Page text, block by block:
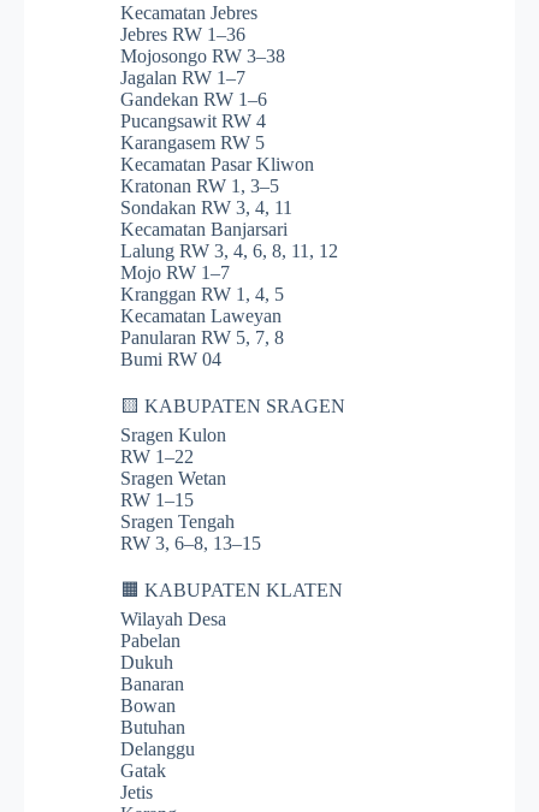
Kecamatan Jebres
Jebres RW 1–36
Mojosongo RW 3–38
Jagalan RW 1–7
Gandekan RW 1–6
Pucangsawit RW 4
Karangasem RW 5
Kecamatan Pasar Kliwon
Kratonan RW 1, 3–5
Sondakan RW 3, 4, 11
Kecamatan Banjarsari
Lalung RW 3, 4, 6, 8, 11, 12
Mojo RW 1–7
Kranggan RW 1, 4, 5
Kecamatan Laweyan
Panularan RW 5, 7, 8
Bumi RW 04
🟨 KABUPATEN SRAGEN
Sragen Kulon
RW 1–22
Sragen Wetan
RW 1–15
Sragen Tengah
RW 3, 6–8, 13–15
🟧 KABUPATEN KLATEN
Wilayah Desa
Pabelan
Dukuh
Banaran
Bowan
Butuhan
Delanggu
Gatak
Jetis